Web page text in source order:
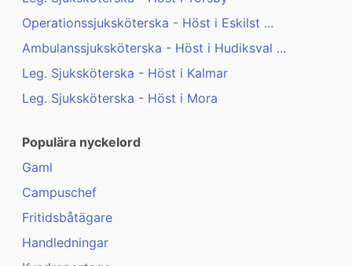
Operationssjuksköterska - Höst i Eskilst ...
Ambulanssjuksköterska - Höst i Hudiksval ...
Leg. Sjuksköterska - Höst i Kalmar
Leg. Sjuksköterska - Höst i Mora
Populära nyckelord
Gaml
Campuschef
Fritidsbåtägare
Handledningar